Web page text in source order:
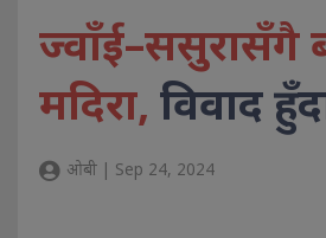
ज्वाँई–ससुरासँगै
मदिरा, विवाद
ओबी | Sep 24, 2024